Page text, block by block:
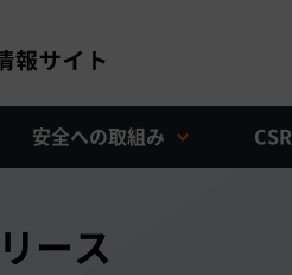
安全への取組み CSR
ース